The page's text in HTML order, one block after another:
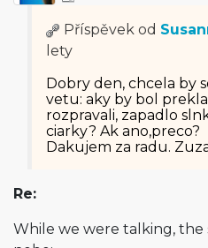
Příspěvek od
lety
Dobry den, chcela by
vetu: aky by bol
rozpravali, zapadlo
ciarky? Ak ano,preco?
Dakujem za radu.
Re:
While we were talking, the